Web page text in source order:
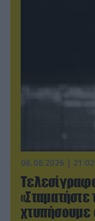
06.08.2026 | 21:02
χτυπήσουμε